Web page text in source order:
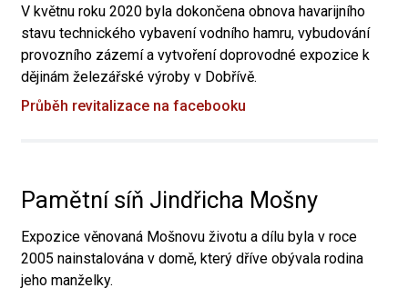
V květnu roku 2020 byla dokončena obnova havarijního
stavu technického vybavení vodního hamru, vybudování
provozního zázemí a vytvoření doprovodné expozice k
dějinám železářské výroby v Dobřívě.
Průběh revitalizace na facebooku
Pamětní síň Jindřicha Mošny
Expozice věnovaná Mošnovu životu a dílu byla v roce
2005 nainstalována v domě, který dříve obývala rodina
jeho manželky.